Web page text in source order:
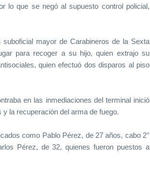
lo que se negó al supuesto control policial,
mayor de Carabineros de la Sexta
para recoger a su hijo, quien extrajo su
quien efectuó dos disparos al piso
en las inmediaciones del terminal inició
la recuperación del arma de fuego.
como Pablo Pérez, de 27 años, cabo 2°
Pérez, de 32, quienes fueron puestos a